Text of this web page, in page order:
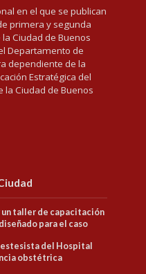
en el que se publican
primera y segunda
Ciudad de Buenos
Departamento de
dependiente de la
Estratégica del
la Ciudad de Buenos
taller de capacitación
para el caso
del Hospital
obstétrica